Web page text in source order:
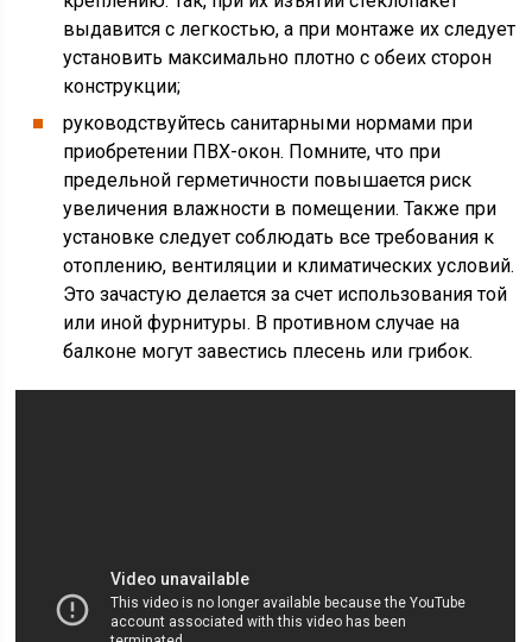
выдавится с легкостью, а при монтаже их следует
установить максимально плотно с обеих сторон
конструкции;
руководствуйтесь санитарными нормами при
приобретении ПВХ-окон. Помните, что при
предельной герметичности повышается риск
увеличения влажности в помещении. Также при
установке следует соблюдать все требования к
отоплению, вентиляции и климатических условий.
Это зачастую делается за счет использования той
или иной фурнитуры. В противном случае на
балконе могут завестись плесень или грибок.